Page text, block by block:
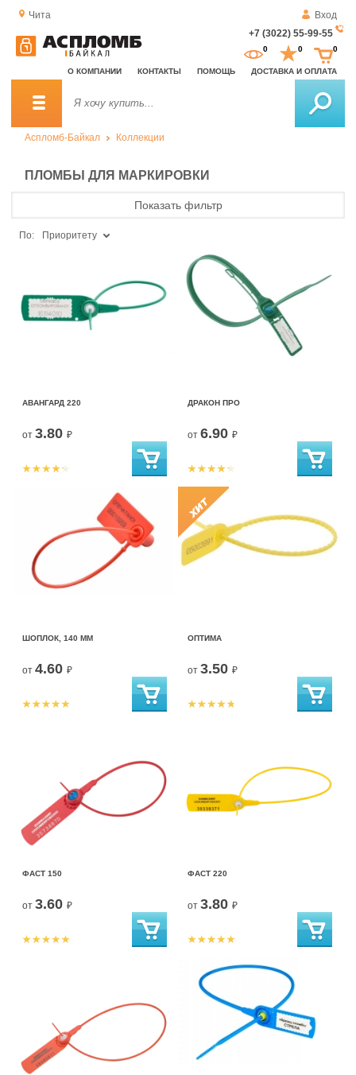
Чита
Вход
+7 (3022) 55-99-55
О КОМПАНИИ КОНТАКТЫ ПОМОЩЬ ДОСТАВКА И ОПЛАТА
0 0 0
Аспломб-Байкал Коллекции
ПЛОМБЫ ДЛЯ МАРКИРОВКИ
Показать фильтр
По: Приоритету
АВАНГАРД 220
от 3.80 ₽
ДРАКОН ПРО
от 6.90 ₽
ШОПЛОК, 140 ММ
от 4.60 ₽
ОПТИМА
от 3.50 ₽
ФАСТ 150
от 3.60 ₽
ФАСТ 220
от 3.80 ₽